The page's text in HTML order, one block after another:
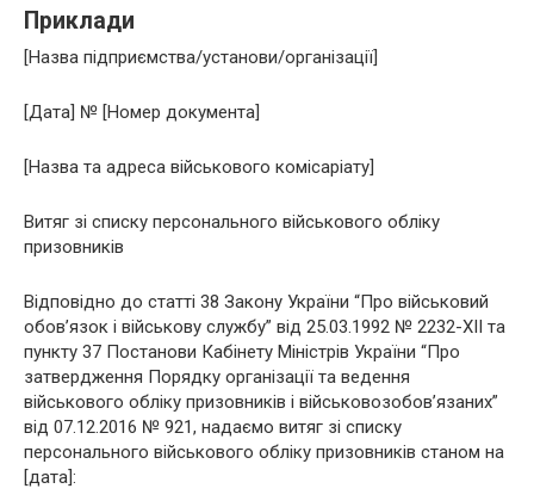
Приклади
[Назва підприємства/установи/організації]
[Дата] № [Номер документа]
[Назва та адреса військового комісаріату]
Витяг зі списку персонального військового обліку
призовників
Відповідно до статті 38 Закону України “Про військовий
обов’язок і військову службу” від 25.03.1992 № 2232-XII та
пункту 37 Постанови Кабінету Міністрів України “Про
затвердження Порядку організації та ведення
військового обліку призовників і військовозобов’язаних”
від 07.12.2016 № 921, надаємо витяг зі списку
персонального військового обліку призовників станом на
[дата]: